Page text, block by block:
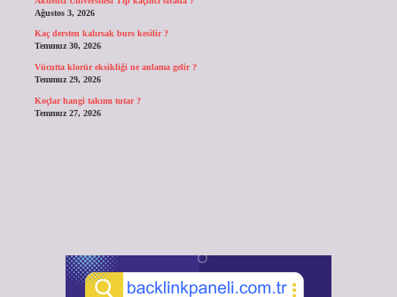
Ağustos 3, 2026
Kaç dersten kalırsak burs kesilir ?
Temmuz 30, 2026
Vücutta klorür eksikliği ne anlama gelir ?
Temmuz 29, 2026
Koçlar hangi takımı tutar ?
Temmuz 27, 2026